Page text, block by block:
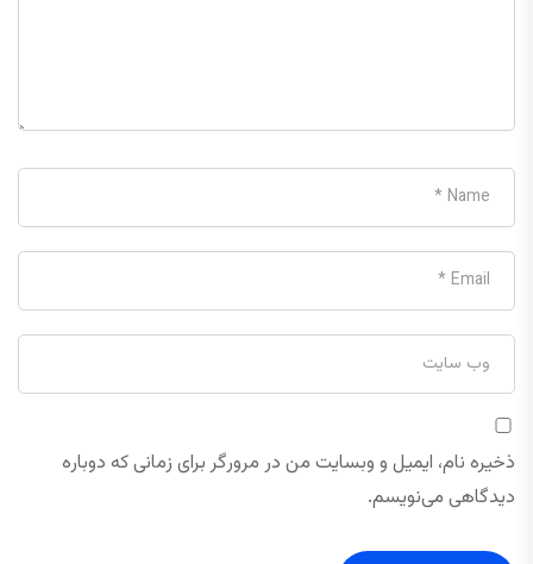
ذخیره نام، ایمیل و وبسایت من در مرورگر برای زمانی که دوباره
دیدگاهی می‌نویسم.